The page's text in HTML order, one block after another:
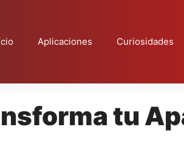
Aplicaciones Curiosidades
tu